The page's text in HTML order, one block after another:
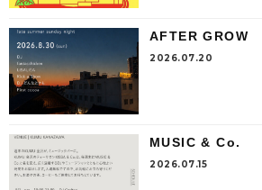
AFTER GROW
2026.07.20
MUSIC & Co.
2026.07.15